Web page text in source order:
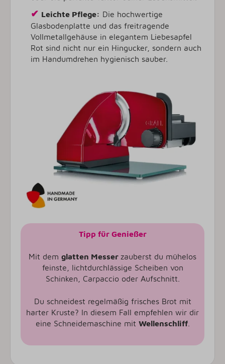
✔ Leichte Pflege: Die hochwertige
Glasbodenplatte und das freitragende
Vollmetallgehäuse in elegantem Liebesapfel
Rot sind nicht nur ein Hingucker, sondern auch
im Handumdrehen hygienisch sauber.
Tipp für Genießer
Mit dem glatten Messer zauberst du mühelos
feinste, lichtdurchlässige Scheiben von
Schinken, Carpaccio oder Aufschnitt.
Du schneidest regelmäßig frisches Brot mit
harter Kruste? In diesem Fall empfehlen wir dir
eine Schneidemaschine mit Wellenschliff.